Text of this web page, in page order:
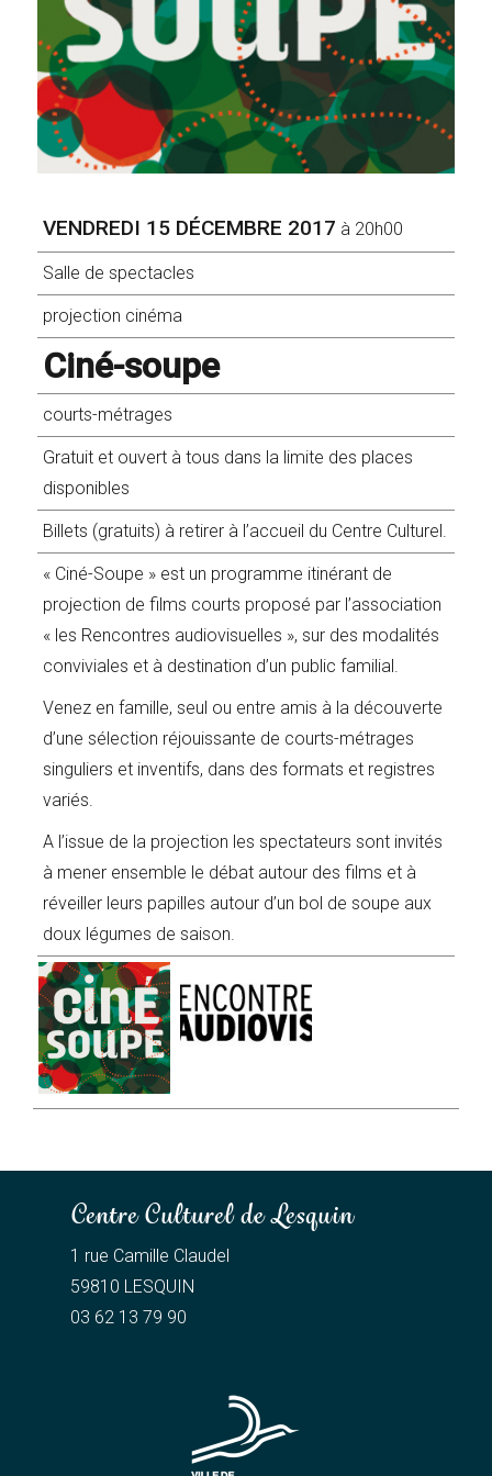
VENDREDI 15 DÉCEMBRE 2017 à 20h00
Salle de spectacles
projection cinéma
Ciné-soupe
courts-métrages
Gratuit et ouvert à tous dans la limite des places
disponibles
Billets (gratuits) à retirer à l’accueil du Centre Culturel.
« Ciné-Soupe » est un programme itinérant de
projection de films courts proposé par l’association
« les Rencontres audiovisuelles », sur des modalités
conviviales et à destination d’un public familial.
Venez en famille, seul ou entre amis à la découverte
d’une sélection réjouissante de courts-métrages
singuliers et inventifs, dans des formats et registres
variés.
A l’issue de la projection les spectateurs sont invités
à mener ensemble le débat autour des films et à
réveiller leurs papilles autour d’un bol de soupe aux
doux légumes de saison.
Centre Culturel de Lesquin
1 rue Camille Claudel
59810 LESQUIN
03 62 13 79 90